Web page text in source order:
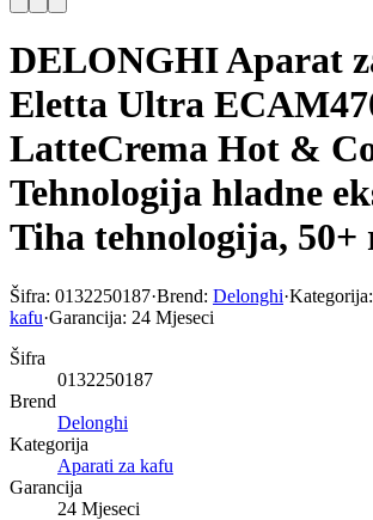
DELONGHI Aparat
Eletta Ultra
LatteCrema Hot &
Tehnologija hladne
Tiha tehnologija, 50+
Šifra: 0132250187·Brend: Delonghi·Kategorija:
kafu·Garancija: 24 Mjeseci
Šifra
0132250187
Brend
Delonghi
Kategorija
Aparati za kafu
Garancija
24 Mjeseci